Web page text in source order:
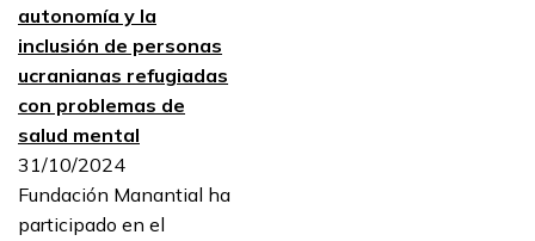
autonomía y la
inclusión de personas
ucranianas refugiadas
con problemas de
salud mental
31/10/2024
Fundación Manantial ha
participado en el